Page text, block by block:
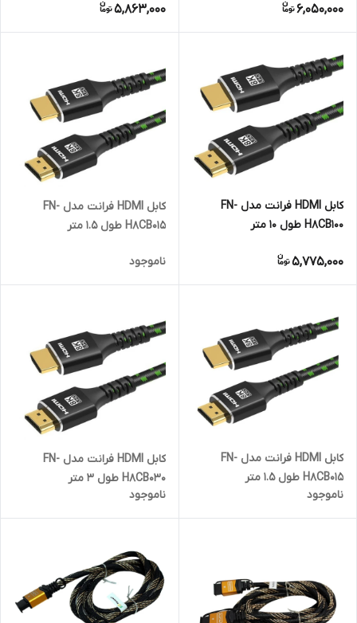
6,050,000
5,863,000
کابل HDMI فرانت مدل FN-
H8CB100 طول 10 متر
5,775,000
کابل HDMI فرانت مدل FN-
H8CB015 طول 1.5 متر
ناموجود
کابل HDMI فرانت مدل FN-
H8CB015 طول 1.5 متر
ناموجود
کابل HDMI فرانت مدل FN-
H8CB030 طول 3 متر
ناموجود